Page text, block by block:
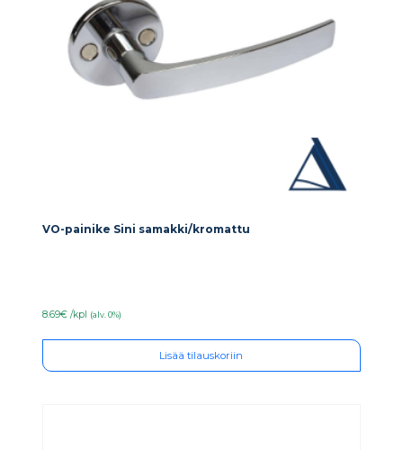
VO-painike Sini samakki/kromattu
8.69€ /kpl (alv. 0%)
Lisää tilauskoriin